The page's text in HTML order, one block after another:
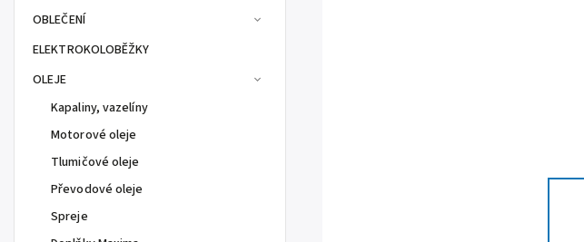
OBLEČENÍ
ELEKTROKOLOBĚŽKY
OLEJE
Kapaliny, vazelíny
Motorové oleje
Tlumičové oleje
Převodové oleje
Spreje